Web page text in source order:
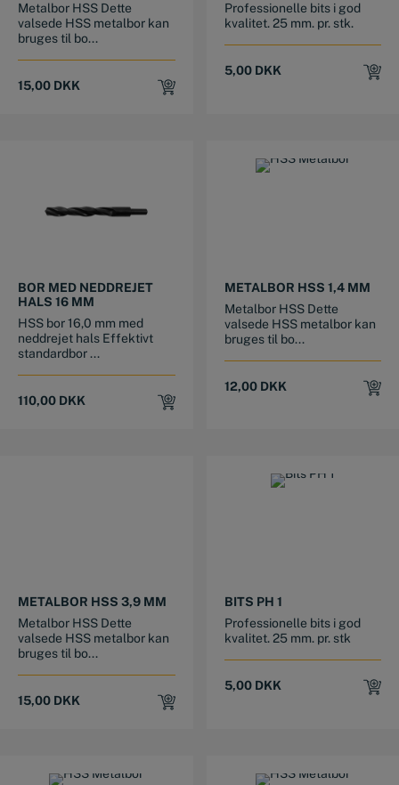
Metalbor HSS Dette
valsede HSS metalbor kan
bruges til bo...
15,00 DKK
Professionelle bits i god
kvalitet. 25 mm. pr. stk.
5,00 DKK
BOR MED NEDDREJET
HALS 16 MM
HSS bor 16,0 mm med
neddrejet hals Effektivt
standardbor ...
110,00 DKK
METALBOR HSS 1,4 MM
Metalbor HSS Dette
valsede HSS metalbor kan
bruges til bo...
12,00 DKK
METALBOR HSS 3,9 MM
Metalbor HSS Dette
valsede HSS metalbor kan
bruges til bo...
15,00 DKK
BITS PH 1
Professionelle bits i god
kvalitet. 25 mm. pr. stk
5,00 DKK